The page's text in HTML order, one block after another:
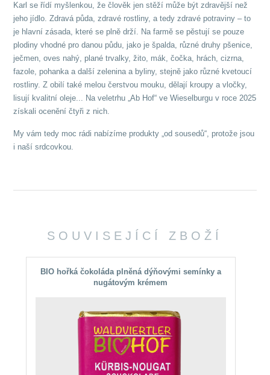
Karl se řídí myšlenkou, že člověk jen stěží může být zdravější než
jeho jídlo. Zdravá půda, zdravé rostliny, a tedy zdravé potraviny – to
je hlavní zásada, které se plně drží. Na farmě se pěstují se pouze
plodiny vhodné pro danou půdu, jako je špalda, různé druhy pšenice,
ječmen, oves nahý, plané trvalky, žito, mák, čočka, hrách, cizrna,
fazole, pohanka a další zelenina a byliny, stejně jako různé kvetoucí
rostliny. Z obilí také melou čerstvou mouku, dělají kroupy a vločky,
lisují kvalitní oleje... Na veletrhu „Ab Hof“ ve Wieselburgu v roce 2025
získali ocenění čtyři z nich.
My vám tedy moc rádi nabízíme produkty „od sousedů“, protože jsou
i naší srdcovkou.
SOUVISEJÍCÍ ZBOŽÍ
BIO hořká čokoláda plněná dýňovými semínky a
nugátovým krémem